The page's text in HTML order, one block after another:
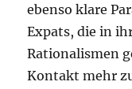
ebenso klare
Expats, die in
Rationalismen
Kontakt mehr